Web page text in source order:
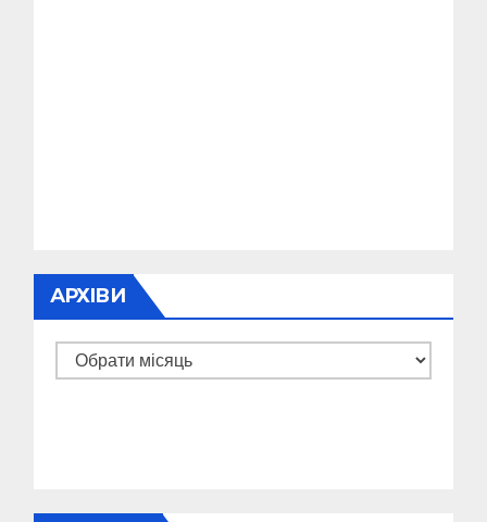
АРХІВИ
Архіви